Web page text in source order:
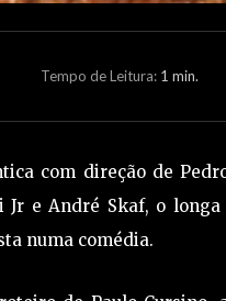
Tempo de Leitura: 1 min.
com direção de
e André Skaf, o
numa comédia.